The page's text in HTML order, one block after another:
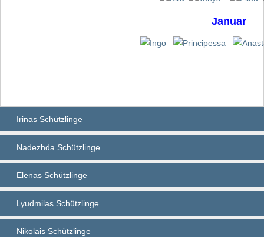
Januar
Irinas Schützlinge
Nadezhda Schützlinge
Elenas Schützlinge
Lyudmilas Schützlinge
Nikolais Schützlinge